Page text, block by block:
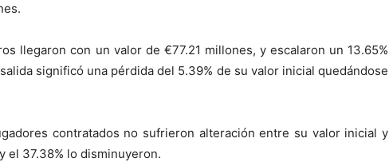
llegaron con un valor de €77.21 millones, y escalaron un 13.65%
significó una pérdida del 5.39% de su valor inicial quedándose
contratados no sufrieron alteración entre su valor inicial y
el 37.38% lo disminuyeron.